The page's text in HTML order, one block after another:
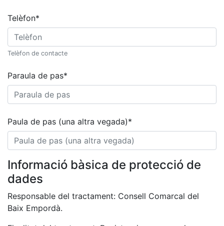
Telèfon*
Telèfon de contacte
Paraula de pas*
Paula de pas (una altra vegada)*
Informació bàsica de protecció de
dades
Responsable del tractament: Consell Comarcal del
Baix Empordà.